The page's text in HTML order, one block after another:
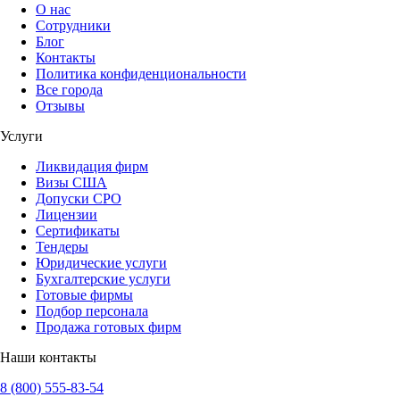
О нас
Сотрудники
Блог
Контакты
Политика конфиденциональности
Все города
Отзывы
Услуги
Ликвидация фирм
Визы США
Допуски СРО
Лицензии
Сертификаты
Тендеры
Юридические услуги
Бухгалтерские услуги
Готовые фирмы
Подбор персонала
Продажа готовых фирм
Наши контакты
8 (800) 555-83-54